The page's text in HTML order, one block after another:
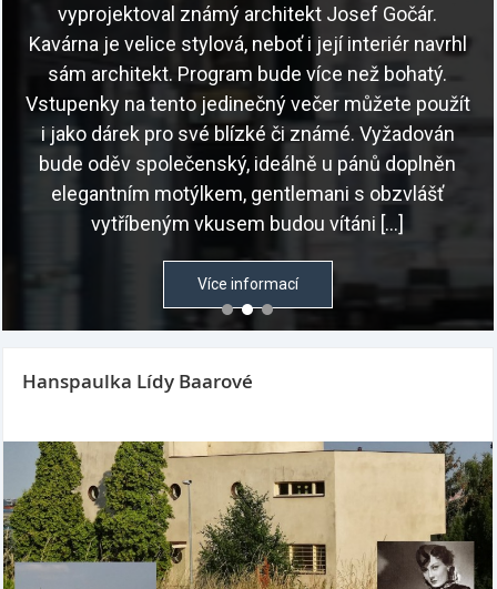
vyprojektoval známý architekt Josef Gočár.
Kavárna je velice stylová, neboť i její interiér navrhl
sám architekt. Program bude více než bohatý.
Vstupenky na tento jedinečný večer můžete použít
i jako dárek pro své blízké či známé. Vyžadován
bude oděv společenský, ideálně u pánů doplněn
elegantním motýlkem, gentlemani s obzvlášť
vytříbeným vkusem budou vítáni […]
Více informací
Hanspaulka Lídy Baarové